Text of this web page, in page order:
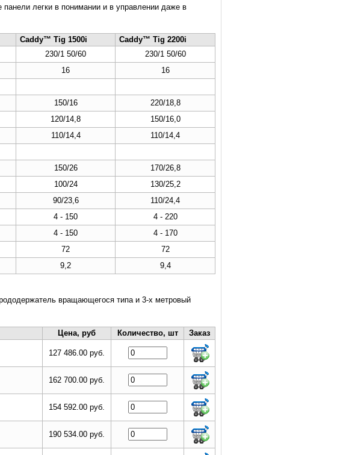
легки в понимании и в управлении даже в
Caddy™ Tig 1500i
Caddy™ Tig 2200i
230/1 50/60
230/1 50/60
16
16
150/16
220/18,8
120/14,8
150/16,0
110/14,4
110/14,4
150/26
170/26,8
100/24
130/25,2
90/23,6
110/24,4
4 - 150
4 - 220
4 - 150
4 - 170
72
72
9,2 9,4
вращающегося типа и 3-х метровый
Цена, руб Количество, шт Заказ
127 486.00 руб.
162 700.00 руб.
154 592.00 руб.
190 534.00 руб.